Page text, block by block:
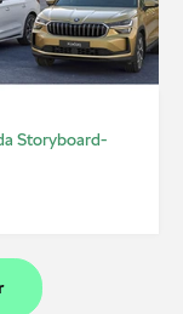
Storyboard-